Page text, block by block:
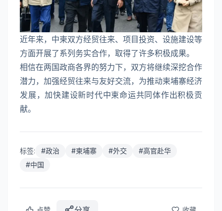
近年来，中柬双方经贸往来、项目投资、设施建设等
方面开展了系列务实合作，取得了许多积极成果。
相信在两国政商各界的努力下，双方将继续深挖合作
潜力，加强经贸往来与友好交流，为推动柬埔寨经济
发展，加快建设新时代中柬命运共同体作出积极贡
献。
标签: #政治 #柬埔寨 #外交 #高官赴华
#中国